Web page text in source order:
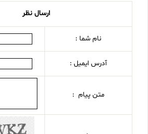
ارسال نظر
نام شما :
آدرس ایمیل :
متن پیام :